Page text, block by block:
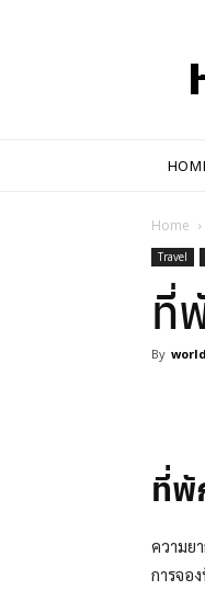
Home
Travel
ที่
By
ที่พั
ความย
การจอ